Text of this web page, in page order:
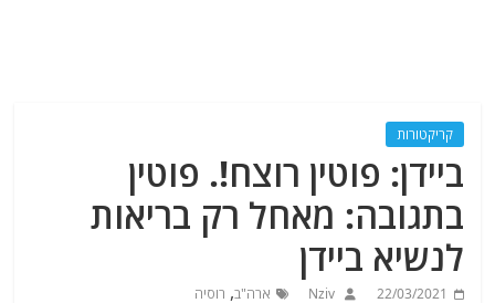
קריקטורות
ביידן: פוטין רוצח!. פוטין
בתגובה: מאחל רק בריאות
לנשיא ביידן
22/03/2021
Nziv ארה"ב, רוסיה